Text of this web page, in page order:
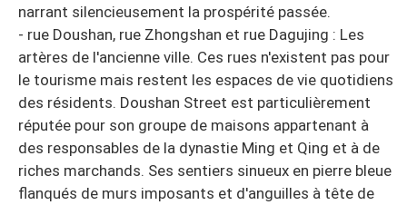
narrant silencieusement la prospérité passée.
- rue Doushan, rue Zhongshan et rue Dagujing : Les
artères de l'ancienne ville. Ces rues n'existent pas pour
le tourisme mais restent les espaces de vie quotidiens
des résidents. Doushan Street est particulièrement
réputée pour son groupe de maisons appartenant à
des responsables de la dynastie Ming et Qing et à de
riches marchands. Ses sentiers sinueux en pierre bleue
flanqués de murs imposants et d'anguilles à tête de